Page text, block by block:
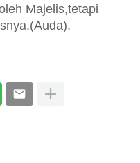
Majelis,tetapi